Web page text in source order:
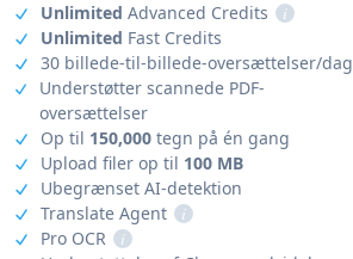
Unlimited Advanced Credits
i
Unlimited Fast Credits
30 billede-til-billede-oversættelser/dag
Understøtter scannede PDF-
oversættelser
Op til 150,000tegn på én gang
Upload filer op til 100 MB
Ubegrænset AI-detektion
Translate Agent
i
Pro OCR
i